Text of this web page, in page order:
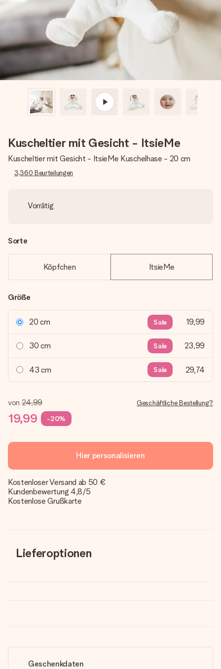
Montag - Freitag : 8:30 - 17:00 Uhr
Samstag - Sonntag : 8:30 - 13:00 Uhr
Kuscheltier mit Gesicht - ItsieMe
Kuscheltier mit Gesicht - ItsieMe Kuschelhase - 20 cm
3,360 Beurteilungen
Vorrätig
Sorte
Köpfchen ItsieMe
Größe
20 cm Sale 19,99
30 cm Sale 23,99
43 cm Sale 29,74
von 24,99
19,99 -20%
Geschäftliche Bestellung?
Hier personalisieren
Kostenloser Versand ab 50 €
Kundenbewertung 4,8/5
Kostenlose Grußkarte
Lieferoptionen
Geschenkdaten